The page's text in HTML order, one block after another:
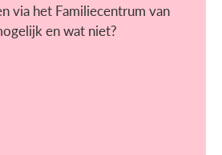
via het Familiecentrum van
en wat niet?